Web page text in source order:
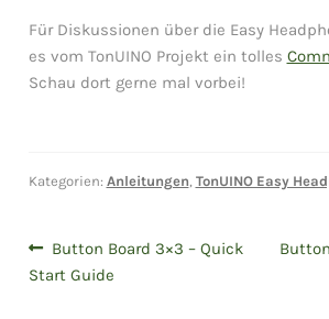
Für Diskussionen über die Easy
es vom TonUINO Projekt ein tolles
Schau dort gerne mal vorbei!
Kategorien: Anleitungen TonUINO Easy
Beitragsnavigation
Vorheriger
Beitrag:
Button Board 3×3 – Quick
Start Guide